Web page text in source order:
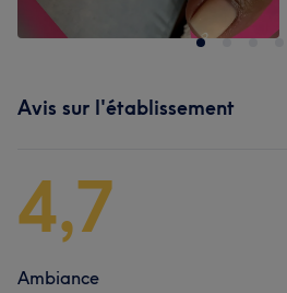
Avis sur l'établissement
4,7
Ambiance